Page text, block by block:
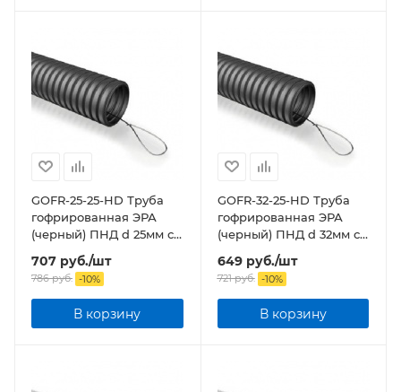
GOFR-25-25-HD Труба
гофрированная ЭРА
(черный) ПНД d 25мм с
зонд. легкая 25м
707 руб./шт
786руб. -10%
В корзину
GOFR-32-25-HD Труба
гофрированная ЭРА
(черный) ПНД d 32мм с
зонд. легкая 25м бухта
649руб./шт
721руб. -10%
В корзину